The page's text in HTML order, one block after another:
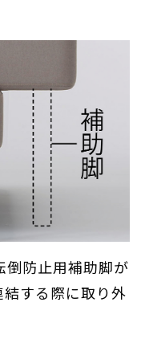
倒防止用補助脚が
する際に取り外